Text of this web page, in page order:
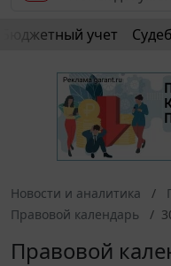
Бюджетный учет
Новости и аналитика
Правовой календарь
Правовой